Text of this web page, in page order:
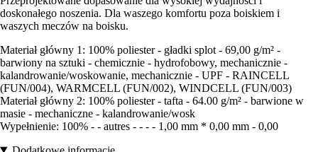
doskonałego noszenia. Dla waszego komfortu poza boiskiem i
waszych meczów na boisku.
Materiał główny 1: 100% poliester - gładki splot - 69,00 g/m² -
barwiony na sztuki - chemicznie - hydrofobowy, mechanicznie -
kalandrowanie/woskowanie, mechanicznie - UPF - RAINCELL
(FUN/004), WARMCELL (FUN/002), WINDCELL (FUN/003)
Materiał główny 2: 100% poliester - tafta - 64.00 g/m² - barwione w
masie - mechaniczne - kalandrowanie/wosk
Wypełnienie: 100% - - autres - - - - 1,00 mm * 0,00 mm - 0,00